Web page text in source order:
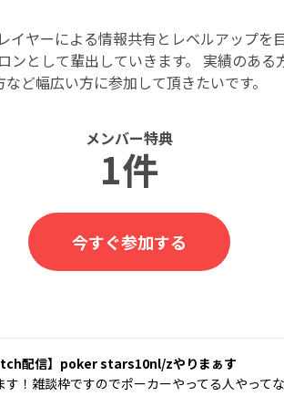
イヤーによる情報共有とレベルアップを
ンとして輩出していきます。 実績のあ
など幅広い方に参加して頂きたいです。
メンバー特典
1件
今すぐ参加する
配信】poker stars10nl/zやりまぁす
！雑談枠ですのでポーカーやってる人やって